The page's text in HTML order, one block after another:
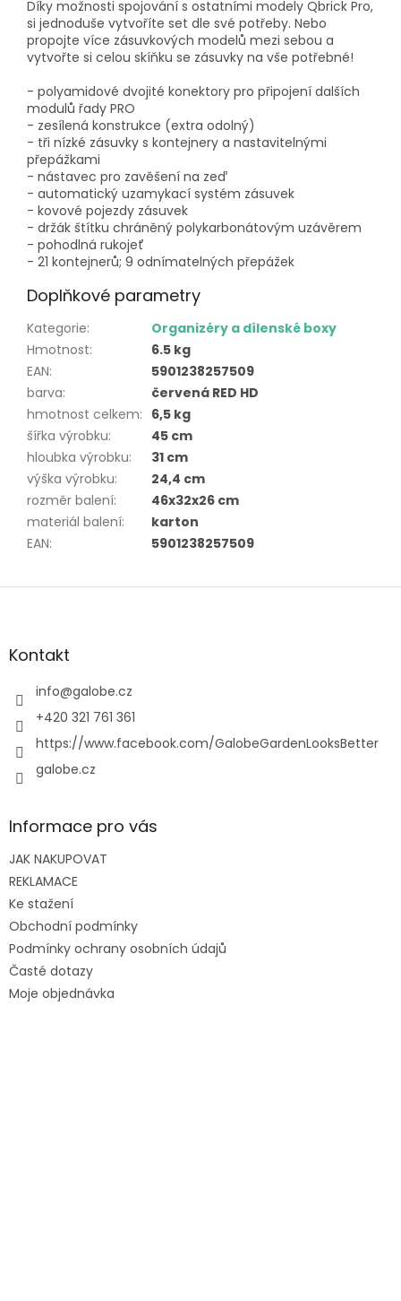
Díky možnosti spojování s ostatními modely Qbrick Pro,
si jednoduše vytvoříte set dle své potřeby. Nebo
propojte více zásuvkových modelů mezi sebou a
vytvořte si celou skíňku se zásuvky na vše potřebné!
- polyamidové dvojité konektory pro připojení dalších
modulů řady PRO
- zesílená konstrukce (extra odolný)
- tři nízké zásuvky s kontejnery a nastavitelnými
přepážkami
- nástavec pro zavěšení na zeď
- automatický uzamykací systém zásuvek
- kovové pojezdy zásuvek
- držák štítku chráněný polykarbonátovým uzávěrem
- pohodlná rukojeť
- 21 kontejnerů; 9 odnímatelných přepážek
Doplňkové parametry
Kategorie:
Organizéry a dílenské boxy
Hmotnost:
6.5 kg
EAN:
5901238257509
barva:
červená RED HD
hmotnost celkem: 6,5 kg
šířka výrobku:
45 cm
hloubka výrobku:
31 cm
výška výrobku:
24,4 cm
rozměr balení:
46x32x26 cm
materiál balení:
karton
EAN: 5901238257509
Z
aKontakt
info@galobe.cz
+420 321 761 361
https://www.facebook.com/GalobeGardenLooksBetter
galobe.cz
Informace pro vás
JAK NAKUPOVAT
REKLAMACE
Ke stažení
Obchodní podmínky
Podmínky ochrany osobních údajů
Časté dotazy
Moje objednávka